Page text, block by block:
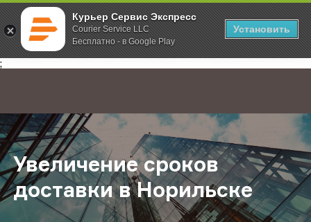
Курьер Сервис Экспресс
Courier Service LLC
Бесплатно - в Google Play
Установить
;
Главная О компании Новости Увеличение сроков доставки в
Увеличение сроков
доставки в Норильске